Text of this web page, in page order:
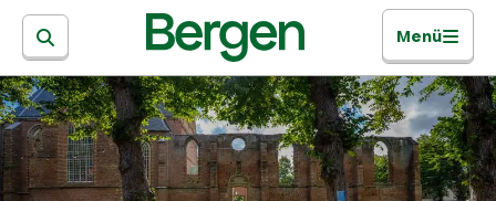
Menü